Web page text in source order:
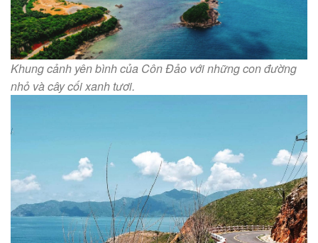
Khung cảnh yên bình của Côn Đảo với những con đường
nhỏ và cây cối xanh tươi.